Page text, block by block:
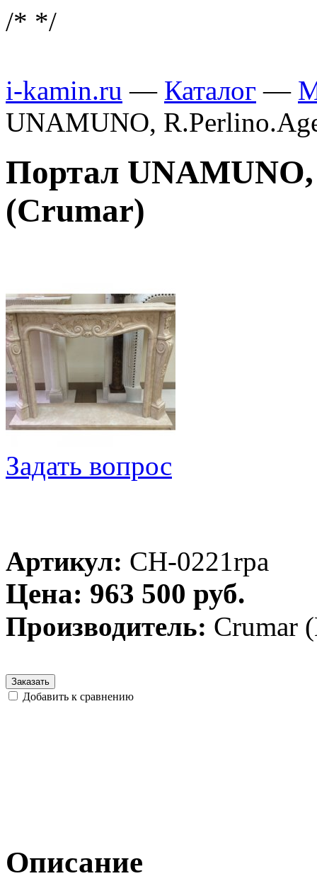
/* */
i-kamin.ru — Каталог —
UNAMUNO,
Портал
(Crumar)
Задать вопрос
Артикул: CH-0221rpa
Цена: 963 500 руб.
Производитель: Crumar
Заказать
Добавить к сравнению
Описание